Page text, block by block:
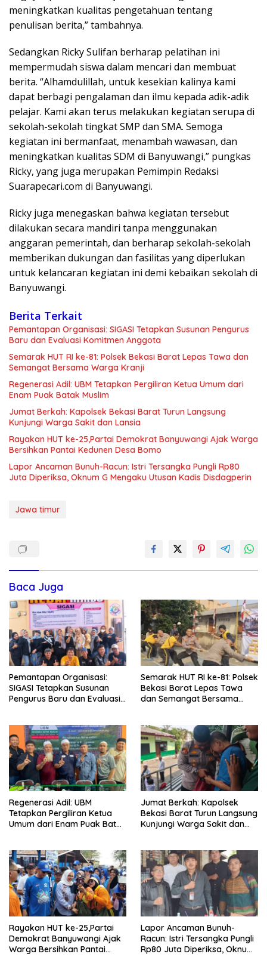
meningkatkan kualitas pengetahuan tentang
penulisan berita,” tambahnya.
Sedangkan Ricky Sulifan berharap pelatihan ini
mempermudah siswa dalam mencari dan membuat
berita. “Alhamdulillah, untuk kesekian kalinya kami
dapat berbagi pengalaman dan ilmu kepada adik-adik
pelajar. Kami akan terus melakukan kegiatan serupa di
sekolah-sekolah tingkat SMP dan SMA. Semoga
kegiatan ini bermanfaat, menambah wawasan, dan
meningkatkan kualitas SDM di Banyuwangi,” pungkas
Ricky, yang juga merupakan Pemimpin Redaksi
Suarapecari.com di Banyuwangi.
Ricky juga menegaskan bahwa kegiatan tersebut
dilakukan secara mandiri tanpa menggunakan
anggaran pemerintah, dan berharap sekolah-sekolah
memberikan dukungan dan fasilitas yang diperlukan
untuk kelancaran kegiatan ini demi kebaikan sekolah di
Banyuwangi.
Berita Terkait
Pemantapan Organisasi: SIGASI Tetapkan Susunan Pengurus
Baru dan Evaluasi Komitmen Anggota
Semarak HUT RI ke-81: Polsek Bekasi Barat Lepas Tawa dan
Semangat Bersama Warga Kranji
Regenerasi Adil: UBM Tetapkan Pergiliran Ketua Umum dari
Enam Puak Batak Muslim
Jumat Berkah: Kapolsek Bekasi Barat Turun Langsung
Kunjungi Warga Sakit dan Lansia
Rayakan HUT ke-25,Partai Demokrat Banyuwangi Ajak Warga
Bersihkan Pantai Kedunen Desa Bomo
Lapor Ancaman Bunuh-Racun: Istri Tersangka Pungli Rp80
Juta Diperiksa, Oknum G Mengaku Utusan Kadis Disdagperin
Jawa timur
Baca Juga
Pemantapan Organisasi:
SIGASI Tetapkan Susunan
Pengurus Baru dan Evaluasi
Semarak HUT RI ke-81: Polsek
Bekasi Barat Lepas Tawa
dan Semangat Bersama
Regenerasi Adil: UBM
Tetapkan Pergiliran Ketua
Umum dari Enam Puak Batak
Jumat Berkah: Kapolsek
Bekasi Barat Turun Langsung
Kunjungi Warga Sakit dan
Rayakan HUT ke-25,Partai
Demokrat Banyuwangi Ajak
Warga Bersihkan Pantai
Lapor Ancaman Bunuh-
Racun: Istri Tersangka Pungli
Rp80 Juta Diperiksa, Oknum